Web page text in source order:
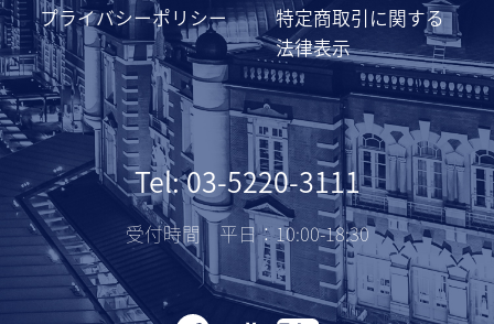
プライバシーポリシー
特定商取引に関する
法律表示
Tel: 03-5220-3111
受付時間 平日：10:00-18:30